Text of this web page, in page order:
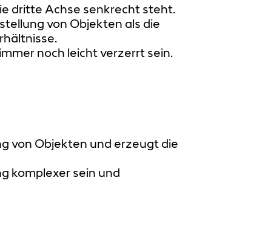
dritte Achse senkrecht steht.
von Objekten als die
noch leicht verzerrt sein.
von Objekten und erzeugt die
komplexer sein und